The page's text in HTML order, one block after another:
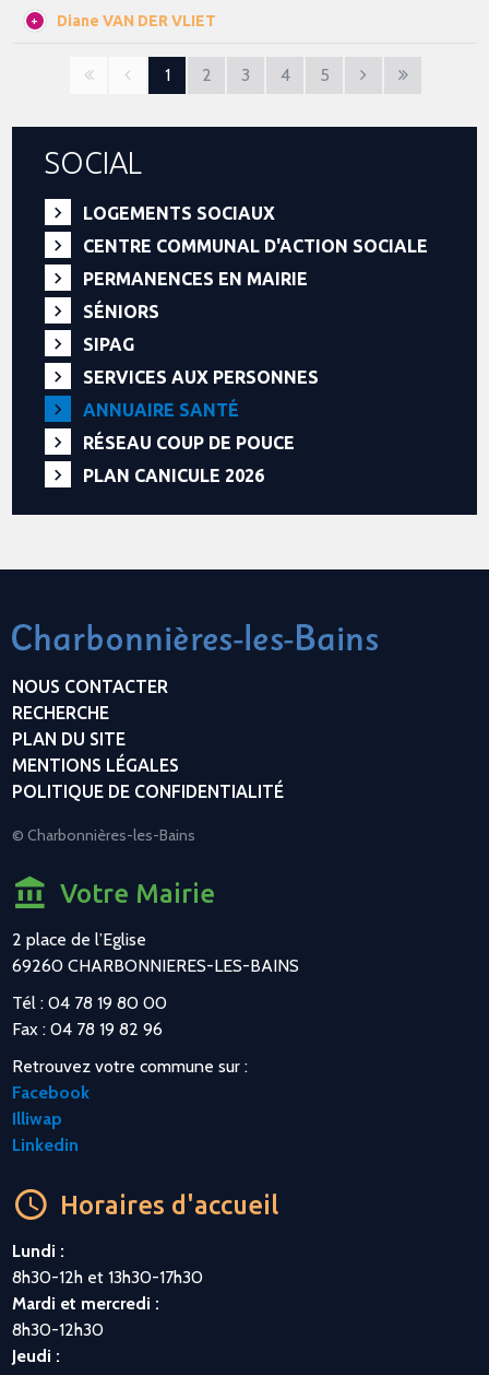
Diane VAN DER VLIET
1 2 3 4 5
SOCIAL
LOGEMENTS SOCIAUX
CENTRE COMMUNAL D'ACTION SOCIALE
PERMANENCES EN MAIRIE
SÉNIORS
SIPAG
SERVICES AUX PERSONNES
ANNUAIRE SANTÉ
RÉSEAU COUP DE POUCE
PLAN CANICULE 2026
NOUS CONTACTER
RECHERCHE
PLAN DU SITE
MENTIONS LÉGALES
POLITIQUE DE CONFIDENTIALITÉ
© Charbonnières-les-Bains
Votre Mairie
2 place de l’Eglise
69260 CHARBONNIERES-LES-BAINS
Tél : 04 78 19 80 00
Fax : 04 78 19 82 96
Retrouvez votre commune sur :
Facebook
Illiwap
Linkedin
Horaires d'accueil
Lundi :
8h30-12h et 13h30-17h30
Mardi et mercredi :
8h30-12h30
Jeudi :